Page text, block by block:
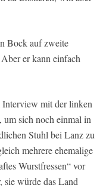
Bock auf zweite
er kann einfach
Interview mit der linken
um sich noch einmal in
Stuhl bei Lanz zu
mehrere ehemalige
Wurstfressen“ vor
sie würde das Land